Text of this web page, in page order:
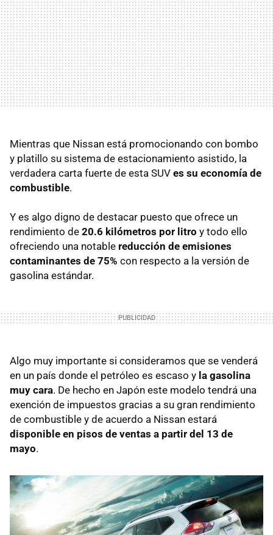
Mientras que Nissan está promocionando con bombo
y platillo su sistema de estacionamiento asistido, la
verdadera carta fuerte de esta SUV es su economía de
combustible.
Y es algo digno de destacar puesto que ofrece un
rendimiento de 20.6 kilómetros por litro y todo ello
ofreciendo una notable reducción de emisiones
contaminantes de 75% con respecto a la versión de
gasolina estándar.
Algo muy importante si consideramos que se venderá
en un país donde el petróleo es escaso y la gasolina
muy cara. De hecho en Japón este modelo tendrá una
exención de impuestos gracias a su gran rendimiento
de combustible y de acuerdo a Nissan estará
disponible en pisos de ventas a partir del 13 de
mayo.